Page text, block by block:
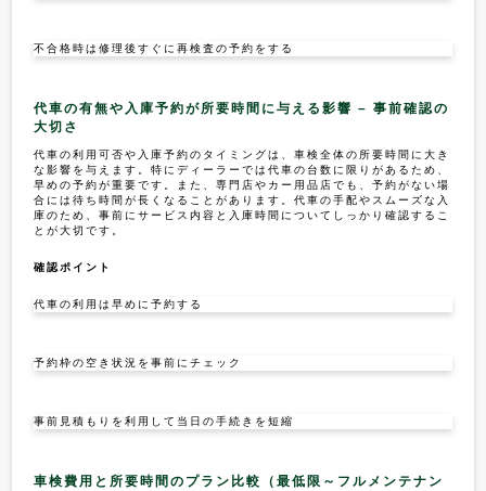
不合格時は修理後すぐに再検査の予約をする
代車の有無や入庫予約が所要時間に与える影響 – 事前確認の
大切さ
代車の利用可否や入庫予約のタイミングは、車検全体の所要時間に大き
な影響を与えます。特にディーラーでは代車の台数に限りがあるため、
早めの予約が重要です。また、専門店やカー用品店でも、予約がない場
合には待ち時間が長くなることがあります。代車の手配やスムーズな入
庫のため、事前にサービス内容と入庫時間についてしっかり確認するこ
とが大切です。
確認ポイント
代車の利用は早めに予約する
予約枠の空き状況を事前にチェック
事前見積もりを利用して当日の手続きを短縮
車検費用と所要時間のプラン比較（最低限～フルメンテナン